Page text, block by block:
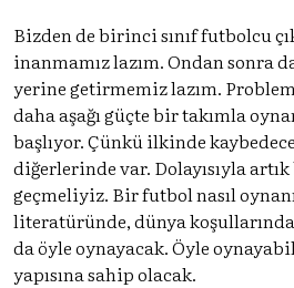
Bizden de birinci sınıf futbolcu
inanmamız lazım. Ondan sonra
yerine getirmemiz lazım.
daha aşağı güçte bir takımla
başlıyor. Çünkü ilkinde
diğerlerinde var. Dolayısıyla
geçmeliyiz. Bir futbol nasıl
literatüründe, dünya
da öyle oynayacak. Öyle
yapısına sahip olacak.